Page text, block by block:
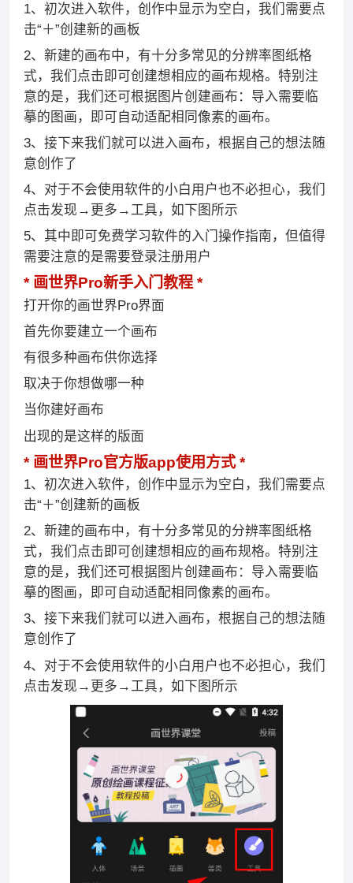
1、初次进入软件，创作中显示为空白，我们需要点
击“＋”创建新的画板
2、新建的画布中，有十分多常见的分辨率图纸格
式，我们点击即可创建想相应的画布规格。特别注
意的是，我们还可根据图片创建画布：导入需要临
摹的图画，即可自动适配相同像素的画布。
3、接下来我们就可以进入画布，根据自己的想法随
意创作了
4、对于不会使用软件的小白用户也不必担心，我们
点击发现→更多→工具，如下图所示
5、其中即可免费学习软件的入门操作指南，但值得
需要注意的是需要登录注册用户
画世界Pro新手入门教程
打开你的画世界Pro界面
首先你要建立一个画布
有很多种画布供你选择
取决于你想做哪一种
当你建好画布
出现的是这样的版面
画世界Pro官方版app使用方式
1、初次进入软件，创作中显示为空白，我们需要点
击“＋”创建新的画板
2、新建的画布中，有十分多常见的分辨率图纸格
式，我们点击即可创建想相应的画布规格。特别注
意的是，我们还可根据图片创建画布：导入需要临
摹的图画，即可自动适配相同像素的画布。
3、接下来我们就可以进入画布，根据自己的想法随
意创作了
4、对于不会使用软件的小白用户也不必担心，我们
点击发现→更多→工具，如下图所示